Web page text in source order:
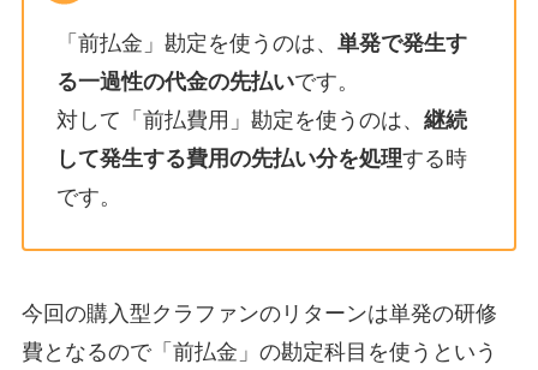
「前払金」勘定を使うのは、 単発で発生す
る一過性の代金の先払いです。
対して「前払費用」勘定を使うのは、 継続
して発生する費用の先払い分を処理する時
です。
今回の購入型クラファンのリターンは単発の研修
費となるので「前払金」の勘定科目を使うという